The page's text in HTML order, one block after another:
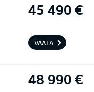
45 490 €
VAATA
48 990 €